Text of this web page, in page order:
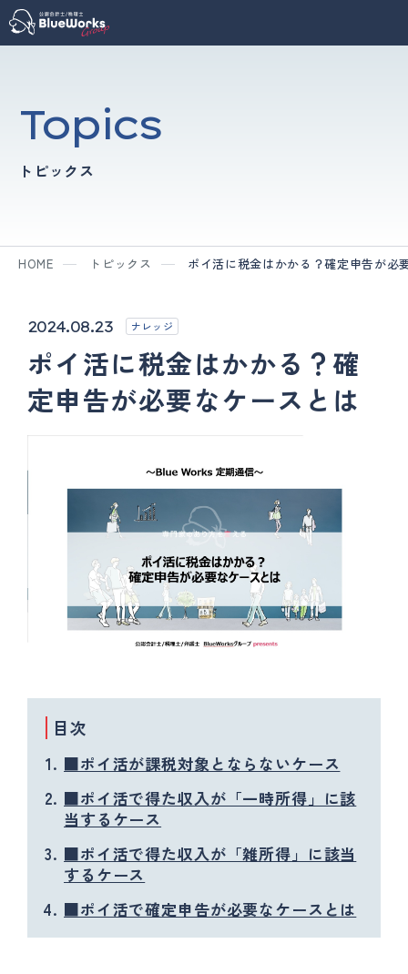
Topics
トピックス
HOME トピックス ポイ活に税金はかかる？確定申告が必
2024.08.23 ナレッジ
ポイ活に税金はかかる？確
定申告が必要なケースとは
目次
■ポイ活が課税対象とならないケース
■ポイ活で得た収入が「一時所得」に該
当するケース
■ポイ活で得た収入が「雑所得」に該当
するケース
■ポイ活で確定申告が必要なケースとは